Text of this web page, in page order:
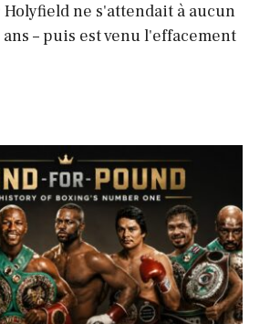
Holyfield ne s'attendait à aucun
ans – puis est venu l'effacement